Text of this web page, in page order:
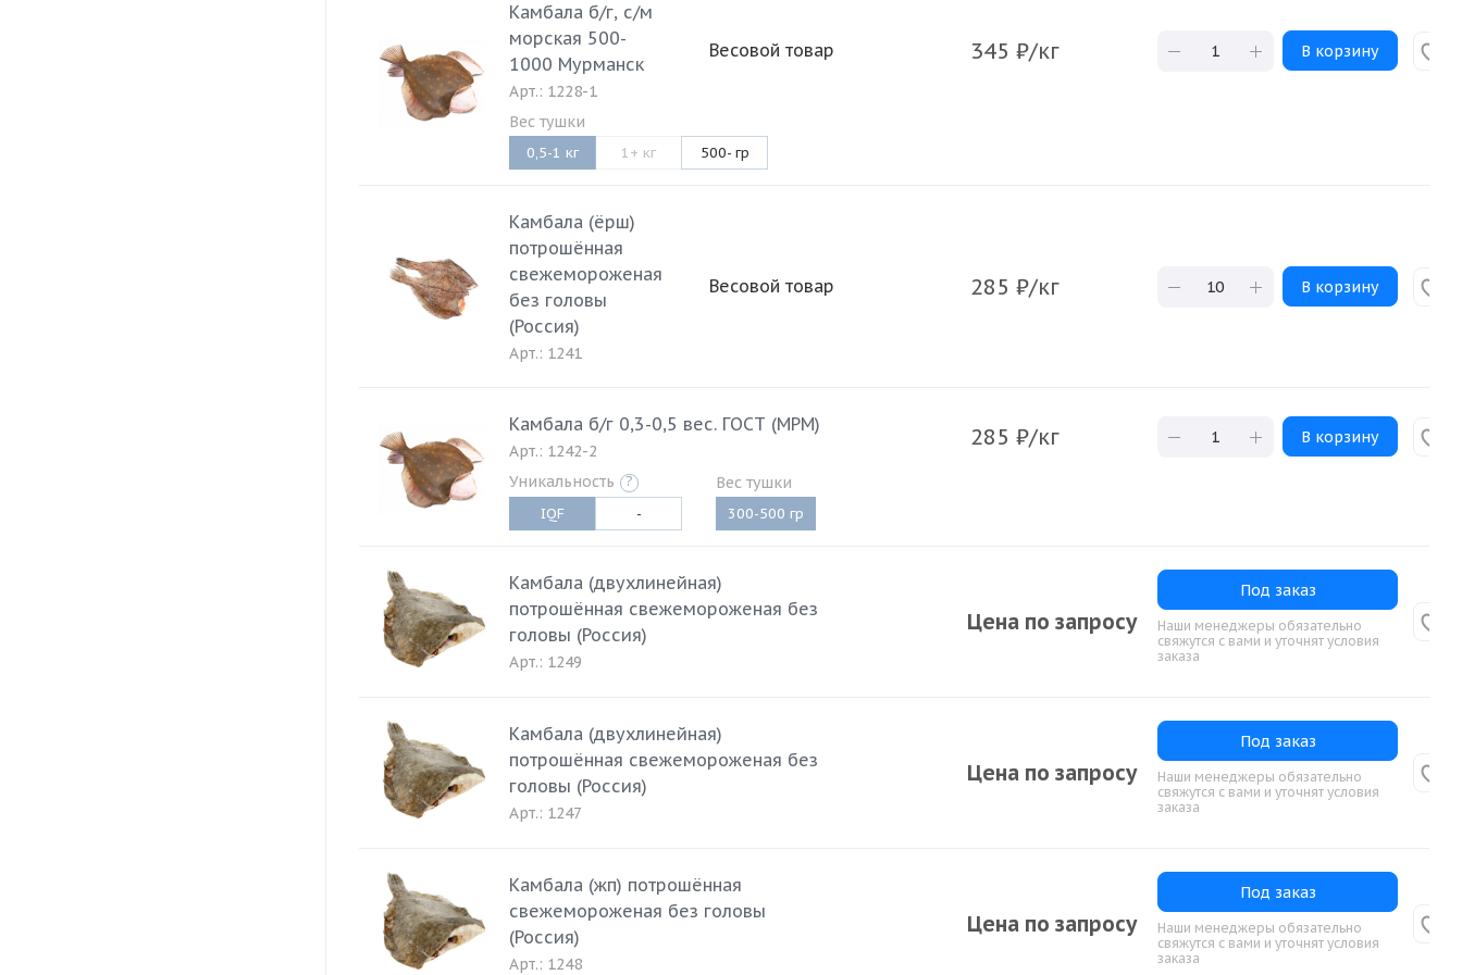
Камбала б/г, с/м
морская 500-
1000 Мурманск
Арт.: 1228-1
Весовой товар 345 ₽/кг В корзину
Вес тушки
0,5-1 кг 1+ кг 500- гр
Камбала (ёрш)
потрошённая
свежемороженая
без головы
(Россия)
Арт.: 1241
Весовой товар 285 ₽/кг В корзину
Камбала б/г 0,3-0,5 вес. ГОСТ (МРМ)
Арт.: 1242-2
285 ₽/кг В корзину
Уникальность
?
IQF
-
Вес тушки
300-500 гр
Камбала (двухлинейная)
потрошённая свежемороженая без
головы (Россия)
Арт.: 1249
Цена по запросу
Под заказ
Наши менеджеры обязательно
свяжутся с вами и уточнят условия
заказа
Камбала (двухлинейная)
потрошённая свежемороженая без
головы (Россия)
Арт.: 1247
Цена по запросу
Под заказ
Наши менеджеры обязательно
свяжутся с вами и уточнят условия
заказа
Камбала (жп) потрошённая
свежемороженая без головы
(Россия)
Арт.: 1248
Цена по запросу
Под заказ
Наши менеджеры обязательно
свяжутся с вами и уточнят условия
заказа